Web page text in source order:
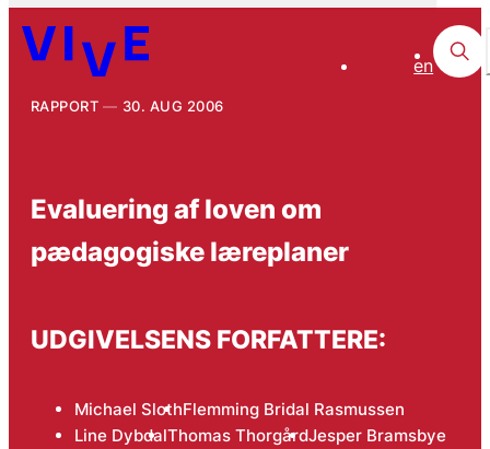
en
RAPPORT 30. AUG 2006
Evaluering af loven om
pædagogiske læreplaner
UDGIVELSENS FORFATTERE:
Michael SlothFlemming Bridal Rasmussen
Line DybdalThomas ThorgårdJesper Bramsbye